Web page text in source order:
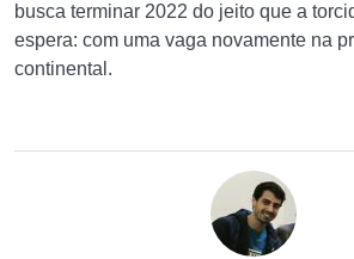
busca terminar 2022 do jeito que a
espera: com uma vaga novamente na
continental.